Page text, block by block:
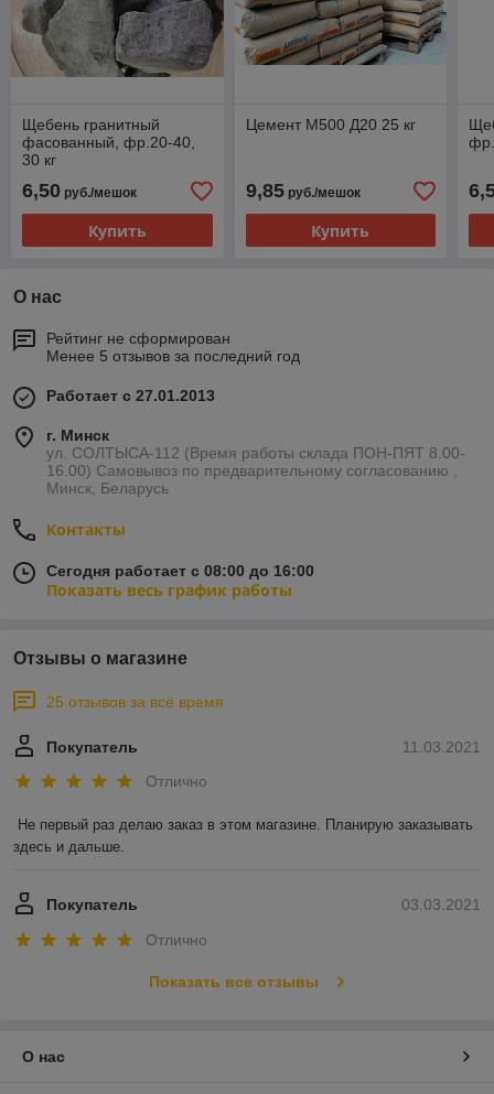
Щебень гранитный
фасованный, фр.20-40,
30 кг
6,50 руб./мешок
Купить
Цемент М500 Д20 25 кг
9,85руб./мешок
Купить
О нас
Рейтинг не сформирован
Менее 5 отзывов за последний год
Работает с 27.01.2013
г. Минск
ул. СОЛТЫСА-112 (Время работы склада ПОН-ПЯТ 8.00-
16.00) Самовывоз по предварительному согласованию ,
Минск, Беларусь
Контакты
Сегодня работает с 08:00 до 16:00
Показать весь график работы
Отзывы о магазине
25 отзывов за всё время
11.03.2021
Покупатель
Отлично
Не первый раз делаю заказ в этом магазине. Планирую заказывать
здесь и дальше.
03.03.2021
Покупатель
Отлично
Показать все отзывы
О нас